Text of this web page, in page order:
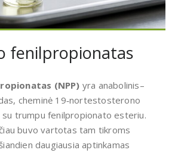
fenilpropionatas
(NPP) yra anabolinis–
cheminė 19‑nortestosterono
trumpu fenilpropionato esteriu.
buvo vartotas tam tikroms
daugiausia aptinkamas